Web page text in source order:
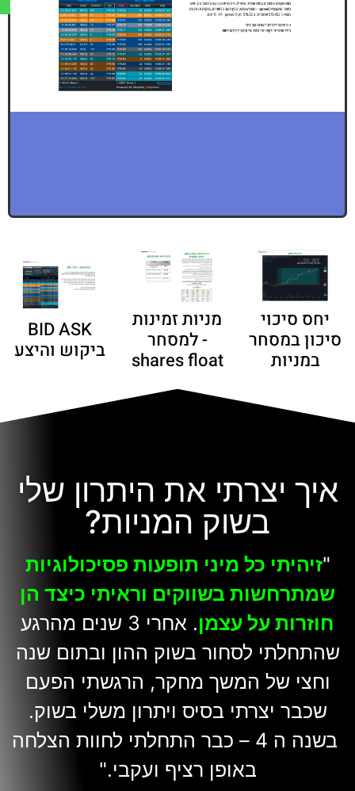
BID ASK
ביקוש והיצע
מניות זמינות
למסחר -
shares float
יחס סיכוי
סיכון במסחר
במניות
איך יצרתי את היתרון שלי
בשוק המניות?
"זיהיתי כל מיני תופעות פסיכולוגיות
שמתרחשות בשווקים וראיתי כיצד הן
חוזרות על עצמן
. אחרי 3 שנים מהרגע
שהתחלתי לסחור בשוק ההון ובתום שנה
וחצי של המשך מחקר, הרגשתי הפעם
שכבר יצרתי בסיס ויתרון משלי בשוק.
בשנה ה 4 – כבר התחלתי לחוות הצלחה
באופן רציף ועקבי."